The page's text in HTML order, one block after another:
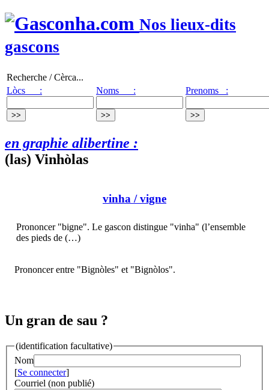
Nos lieux-dits
gascons
Recherche / Cèrca...
Lòcs :
Noms : Prenoms :
en graphie alibertine :
(las) Vinhòlas
vinha / vigne
Prononcer "bigne". Le gascon distingue "vinha" (l’ensemble
des pieds de (…)
Prononcer entre "Bignòles" et "Bignòlos".
Un gran de sau ?
(identification facultative)
Nom
[Se connecter]
Courriel (non publié)